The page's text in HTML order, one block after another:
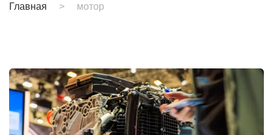
Главная мотор